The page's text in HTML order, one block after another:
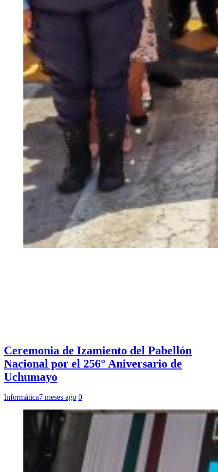
Ceremonia de Izamiento del Pabellón
Nacional por el 256° Aniversario de
Uchumayo
Informática7 meses ago 0